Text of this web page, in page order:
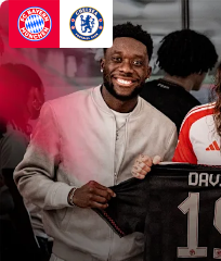
FCB
CHE
Zum Spielbericht